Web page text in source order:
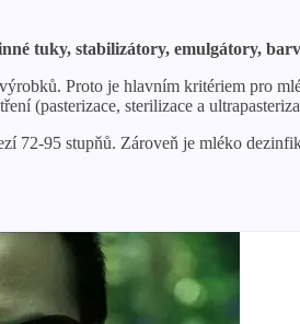
tuky, stabilizátory, emulgátory,
Proto je hlavním kritériem pro
(pasterizace, sterilizace a
72-95 stupňů. Zároveň je mléko